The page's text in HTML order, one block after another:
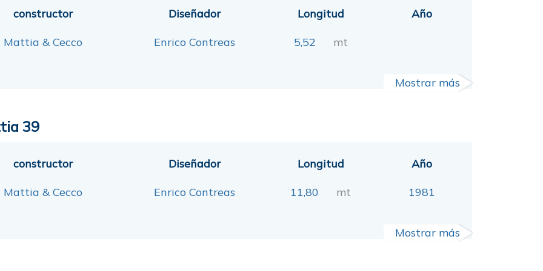
constructor
Mattia & Cecco
Diseñador
Enrico Contreas
Longitud
5,52 mt
Año
Mostrar más
39
constructor
Mattia & Cecco
Diseñador
Enrico Contreas
Longitud
11,80 mt
Año
1981
Mostrar más